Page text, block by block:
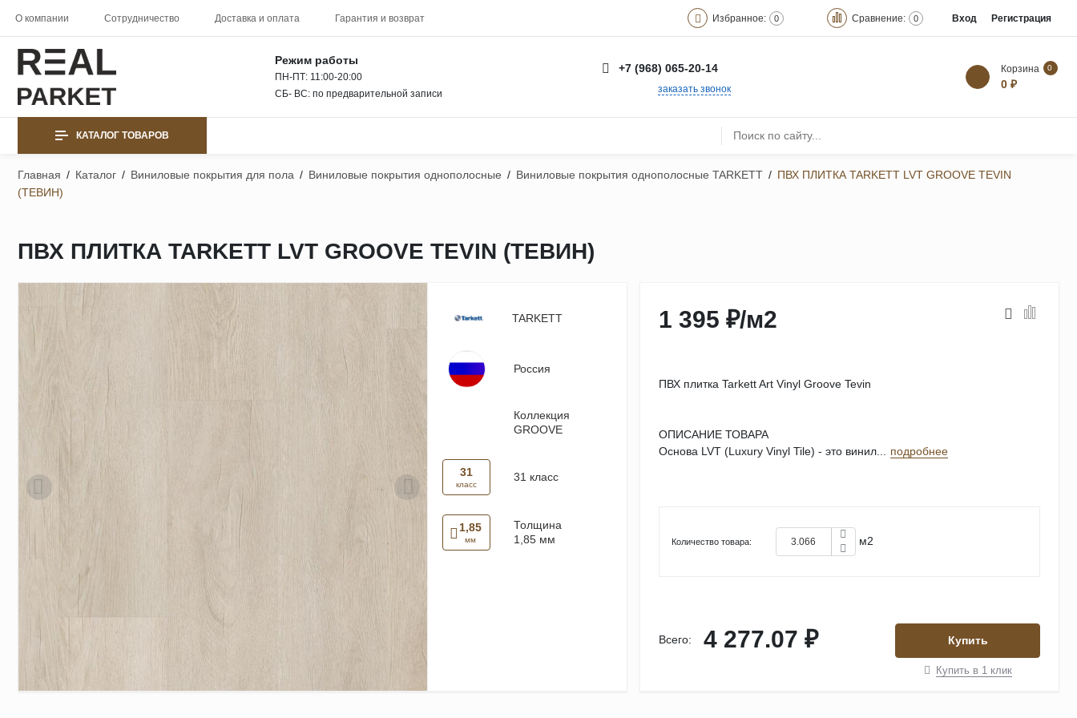
О компании Сотрудничество Доставка и оплата Гарантия и возврат Избранное: 0 Сравнение: 0 Вход Регистрация
Режим работы
ПН-ПТ: 11:00-20:00
СБ- ВС: по предварительной записи
+7 (968) 065-20-14
заказать звонок
Корзина 0
0 ₽
КАТАЛОГ ТОВАРОВ
Главная / Каталог / Виниловые покрытия для пола / Виниловые покрытия однополосные / Виниловые покрытия однополосные TARKETT / ПВХ ПЛИТКА TARKETT LVT GROOVE TEVIN
(ТЕВИН)
ПВХ ПЛИТКА TARKETT LVT GROOVE TEVIN (ТЕВИН)
TARKETT
Россия
Коллекция
GROOVE
31
класс
31 класс
1,85
мм
Толщина
1,85 мм
1 395 ₽/м2
ПВХ плитка Tarkett Art Vinyl Groove Tevin
ОПИСАНИЕ ТОВАРА
Основа LVT (Luxury Vinyl Tile) - это винил...
подробнее
Количество товара: м2
Всего: 4 277.07 ₽ Купить
Купить в 1 клик